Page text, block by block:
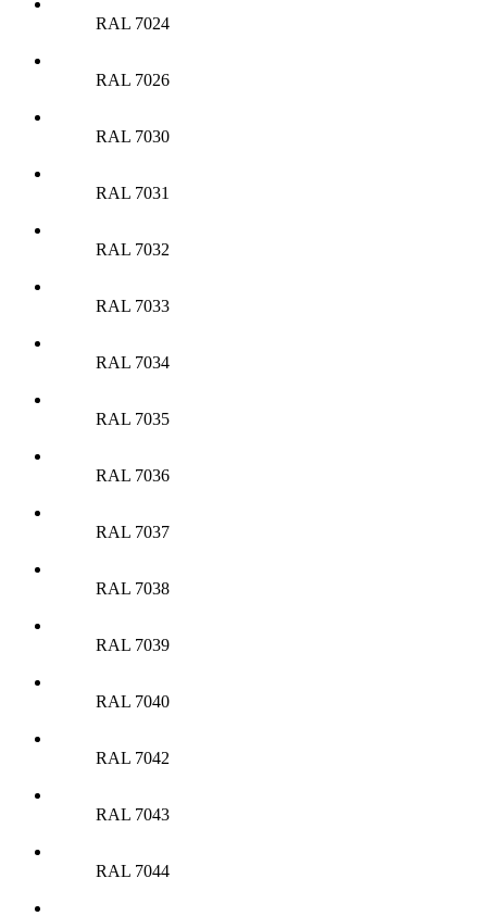
RAL 7024
RAL 7026
RAL 7030
RAL 7031
RAL 7032
RAL 7033
RAL 7034
RAL 7035
RAL 7036
RAL 7037
RAL 7038
RAL 7039
RAL 7040
RAL 7042
RAL 7043
RAL 7044